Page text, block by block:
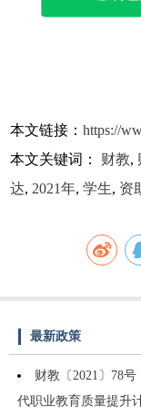
本文链接：https://
本文关键词： 财教,
达,2021年,学生, 资
最新政策
财教〔2021〕78
代职业教育质量提升